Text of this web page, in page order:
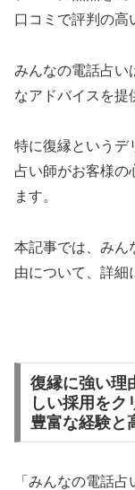
口コミで評判の高
みんなの電話占い
なアドバイスを提
特に復縁というデ
占い師がお客様の
ます。
本記事では、みん
由について、詳細
復縁に強い理
しい採用をク
豊富な経験と
「みんなの電話